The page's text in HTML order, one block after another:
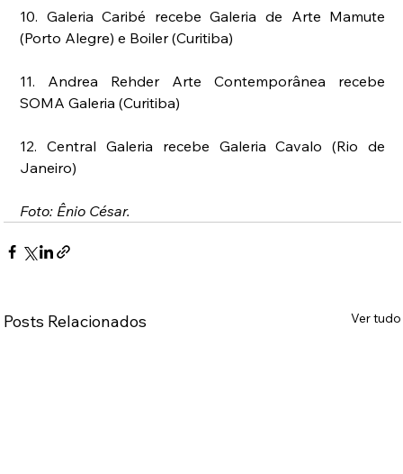
10. Galeria Caribé recebe Galeria de Arte Mamute
(Porto Alegre) e Boiler (Curitiba)
11. Andrea Rehder Arte Contemporânea recebe
SOMA Galeria (Curitiba)
12. Central Galeria recebe Galeria Cavalo (Rio de
Janeiro)
Foto: Ênio César.
Posts Relacionados Ver tudo